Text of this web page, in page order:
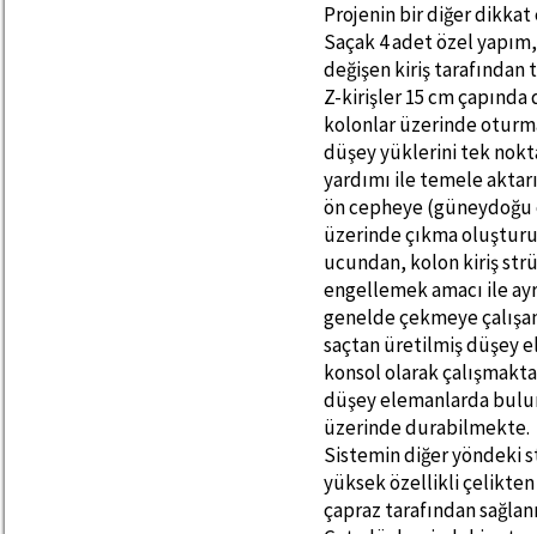
Projenin bir diğer dikkat
Saçak 4 adet özel
değişen kiriş tarafından
Z-kirişler 15 cm
kolonlar üzerinde
düşey yüklerini tek
yardımı ile temele
ön cepheye
üzerinde çıkma
ucundan, kolon kiriş
engellemek amacı ile
genelde çekmeye
saçtan üretilmiş düşey
konsol olarak
düşey elemanlarda
üzerinde durabilmekte.
Sistemin diğer yöndeki
yüksek özellikli çelikten
çapraz tarafından